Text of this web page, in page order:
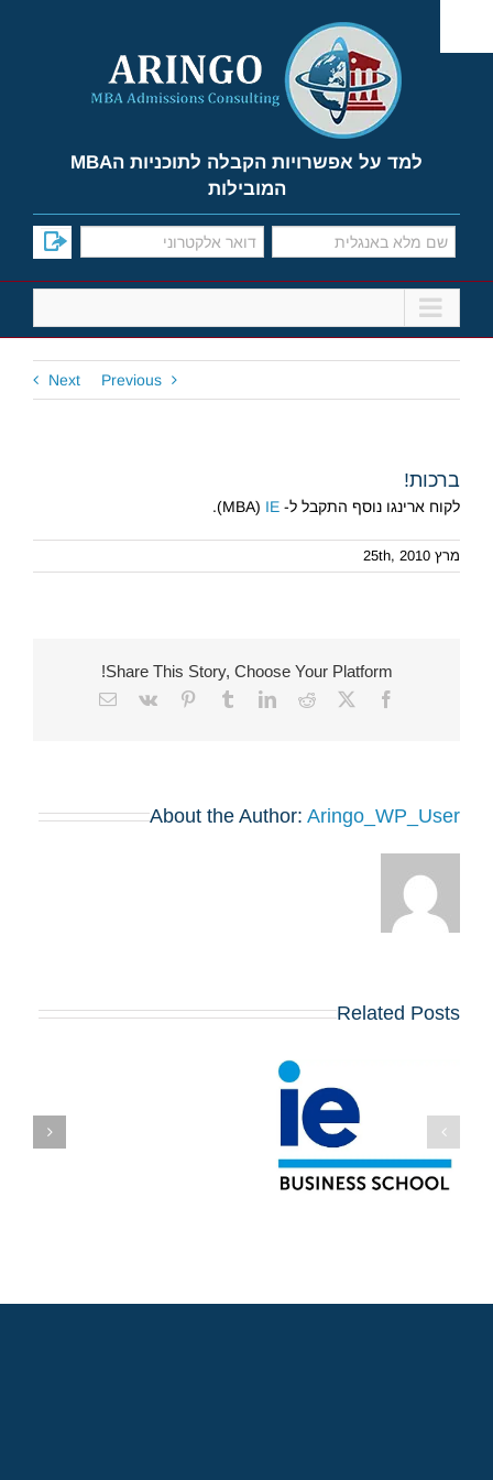
content
למד על אפשרויות הקבלה לתוכניות הMBA
המובילות
Previous
Next
ברכות!
לקוח ארינגו נוסף התקבל ל- MBA) IE
).
מרץ 25th, 2010
Share This Story, Choose Your Platform!
Facebook
X
Reddit
LinkedIn
Tumblr
Pinterest
Vk
Email
About the Author: Aringo_WP_User
Related Posts